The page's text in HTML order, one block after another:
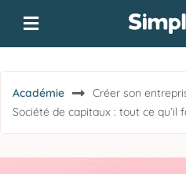
Académie Créer son
Société de capitaux : tout ce qu’il